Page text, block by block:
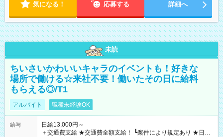
気になる！ 応募する 詳細へ
未読
ちいさいかわいいキャラのイベントも！好きな
場所で働ける☆来社不要！働いたその日に給料
もらえる◎/T1
アルバイト 職種未経験OK
給与
日給13,000円～
＋交通費支給 ★交通費全額支給！ ┗案件により規定あり ★日払